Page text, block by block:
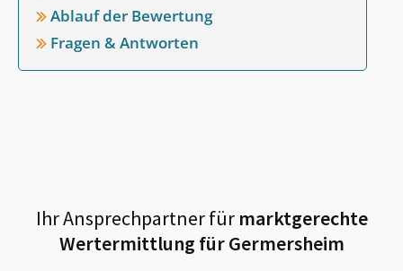
Ablauf der Bewertung
Fragen & Antworten
Ihr Ansprechpartner fürmarktgerechte
Wertermittlung fürGermersheim